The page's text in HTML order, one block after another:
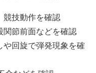
競技動作を確認
関節前面などを確認
や回旋で弾発現象を確